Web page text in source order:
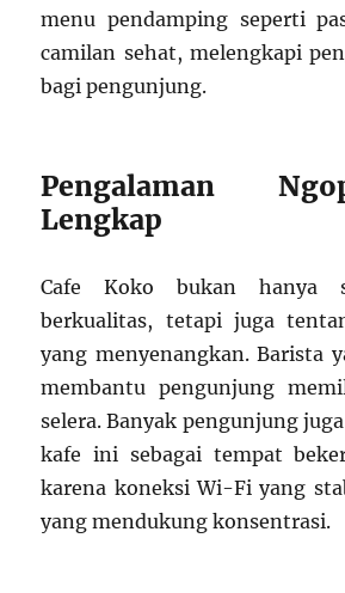
menu pendamping seperti
camilan sehat, melengkapi
bagi pengunjung.
Pengalaman
Lengkap
Cafe Koko bukan hanya
berkualitas, tetapi juga
yang menyenangkan. Barista
membantu pengunjung
selera. Banyak pengunjung
kafe ini sebagai tempat
karena koneksi Wi-Fi yang
yang mendukung konsentrasi.